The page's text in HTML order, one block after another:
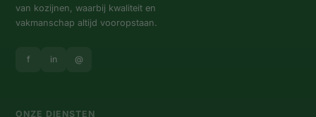
van kozijnen, waarbij kwaliteit en
vakmanschap altijd vooropstaan.
f in @
ONZE DIENSTEN